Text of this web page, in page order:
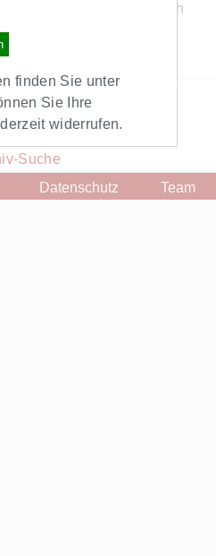
finden Sie unter
Sie Ihre
widerrufen.
sind, können Sie sich
Startseite
Suche
Datenschutz Team